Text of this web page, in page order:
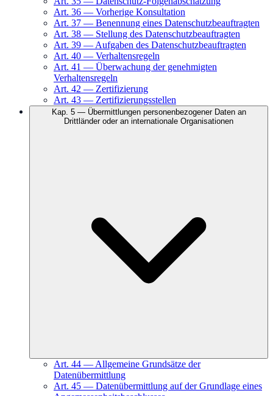
Art. 36 — Vorherige Konsultation
Art. 37 — Benennung eines Datenschutzbeauftragten
Art. 38 — Stellung des Datenschutzbeauftragten
Art. 39 — Aufgaben des Datenschutzbeauftragten
Art. 40 — Verhaltensregeln
Art. 41 — Überwachung der genehmigten
Verhaltensregeln
Art. 42 — Zertifizierung
Art. 43 — Zertifizierungsstellen
Kap. 5— Übermittlungen personenbezogener Daten an
Drittländer oder an internationale Organisationen
Art. 44 — Allgemeine Grundsätze der
Datenübermittlung
Art. 45 — Datenübermittlung auf der Grundlage eines